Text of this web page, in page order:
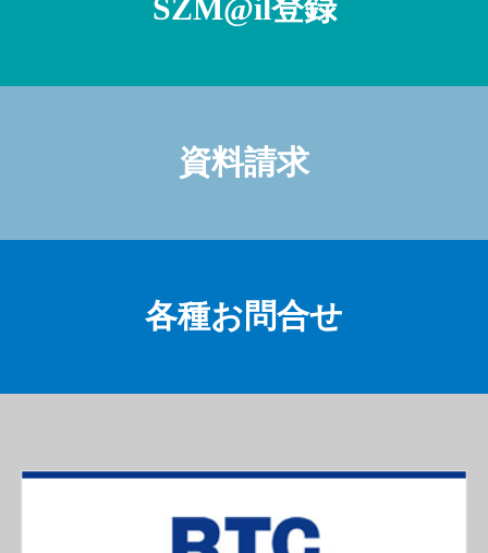
SZM@il登録
資料請求
各種お問合せ